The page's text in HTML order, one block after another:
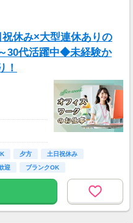
祝休み×大型連休ありの
30代活躍中◆未経験か
！
夕方
土日祝休み
迎 ブランクOK